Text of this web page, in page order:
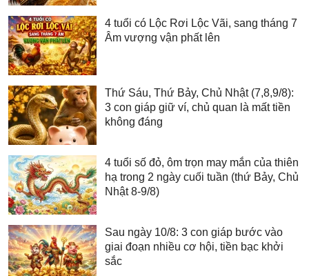
4 tuổi có Lộc Rơi Lộc Vãi, sang tháng 7
Âm vượng vận phất lên
Thứ Sáu, Thứ Bảy, Chủ Nhật (7,8,9/8):
3 con giáp giữ ví, chủ quan là mất tiền
không đáng
4 tuổi số đỏ, ôm trọn may mắn của thiên
hạ trong 2 ngày cuối tuần (thứ Bảy, Chủ
Nhật 8-9/8)
Sau ngày 10/8: 3 con giáp bước vào
giai đoạn nhiều cơ hội, tiền bạc khởi
sắc